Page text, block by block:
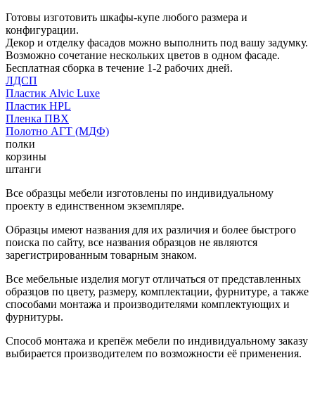
Готовы изготовить шкафы-купе любого размера и
конфигурации.
Декор и отделку фасадов можно выполнить под вашу задумку.
Возможно сочетание нескольких цветов в одном фасаде.
Бесплатная сборка в течение 1-2 рабочих дней.
ЛДСП
Пластик Alvic Luxe
Пластик HPL
Пленка ПВХ
Полотно АГТ (МДФ)
полки
корзины
штанги
Все образцы мебели изготовлены по индивидуальному
проекту в единственном экземпляре.
Образцы имеют названия для их различия и более быстрого
поиска по сайту, все названия образцов не являются
зарегистрированным товарным знаком.
Все мебельные изделия могут отличаться от представленных
образцов по цвету, размеру, комплектации, фурнитуре, а также
способами монтажа и производителями комплектующих и
фурнитуры.
Способ монтажа и крепёж мебели по индивидуальному заказу
выбирается производителем по возможности её применения.